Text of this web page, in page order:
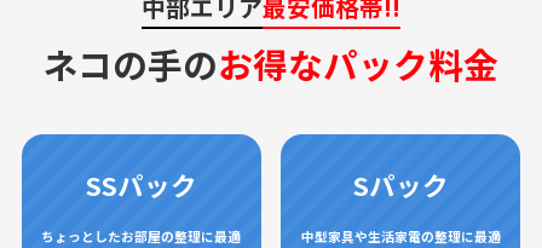
ネコの手のお得なパック料金
SSパック
ちょっとしたお部屋の整理に最適
Sパック
中型家具や生活家電の整理に最適